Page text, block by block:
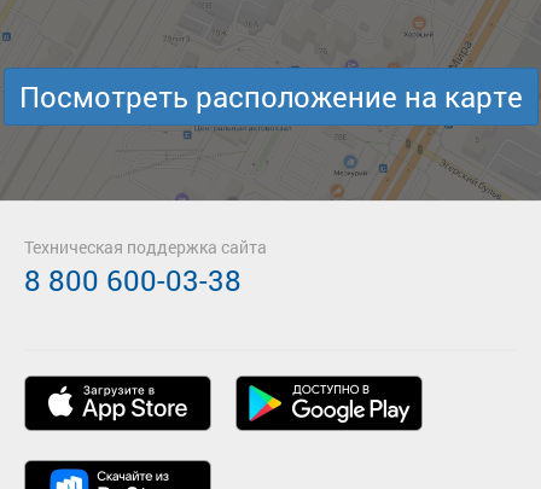
Посмотреть расположение на карте
Техническая поддержка сайта
8 800 600-03-38